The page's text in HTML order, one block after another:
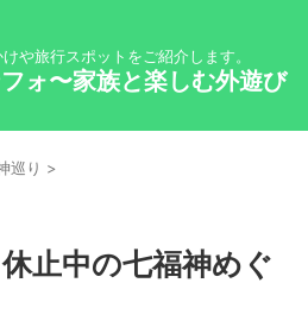
や旅行スポットをご紹介します。
ォ〜家族と楽しむ外遊び
巡り >
止中の七福神めぐ